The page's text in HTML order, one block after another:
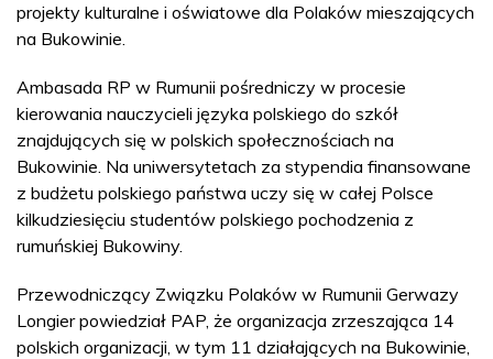
projekty kulturalne i oświatowe dla Polaków mieszających
na Bukowinie.
Ambasada RP w Rumunii pośredniczy w procesie
kierowania nauczycieli języka polskiego do szkół
znajdujących się w polskich społecznościach na
Bukowinie. Na uniwersytetach za stypendia finansowane
z budżetu polskiego państwa uczy się w całej Polsce
kilkudziesięciu studentów polskiego pochodzenia z
rumuńskiej Bukowiny.
Przewodniczący Związku Polaków w Rumunii Gerwazy
Longier powiedział PAP, że organizacja zrzeszająca 14
polskich organizacji, w tym 11 działających na Bukowinie,